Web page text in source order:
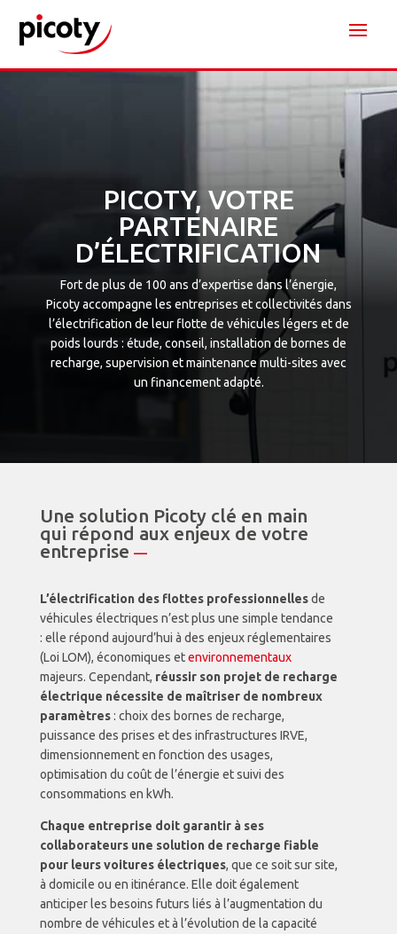
PICOTY, VOTRE
PARTENAIRE
D’ÉLECTRIFICATION
Fort de plus de 100 ans d’expertise dans l’énergie,
Picoty accompagne les entreprises et collectivités dans
l’électrification de leur flotte de véhicules légers et de
poids lourds : étude, conseil, installation de bornes de
recharge, supervision et maintenance multi-sites avec
un financement adapté.
Une solution Picoty clé en main
qui répond aux enjeux de votre
entreprise —
L’électrification des flottes professionnellesde
véhicules électriques n’est plus une simple tendance
: elle répond aujourd’hui à des enjeux réglementaires
(Loi LOM), économiques etenvironnementaux
majeurs. Cependant, réussir son projet de recharge
électrique nécessite de maîtriser de nombreux
paramètres: choix des bornes de recharge,
puissance des prises et des infrastructures IRVE,
dimensionnement en fonction des usages,
optimisation du coût de l’énergie et suivi des
consommations en kWh.
Chaque entreprise doit garantir à ses
collaborateurs une solution de recharge fiable
pour leurs voitures électriques, que ce soit sur site,
à domicile ou en itinérance. Elle doit également
anticiper les besoins futurs liés à l’augmentation du
nombre de véhicules et à l’évolution de la capacité